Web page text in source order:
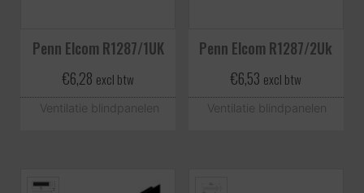
Penn Elcom R1287/1UK
€6,28 excl btw
Ventilatie blindpanelen
Penn Elcom R1287/2Uk
€6,53 excl btw
Ventilatie blindpanelen